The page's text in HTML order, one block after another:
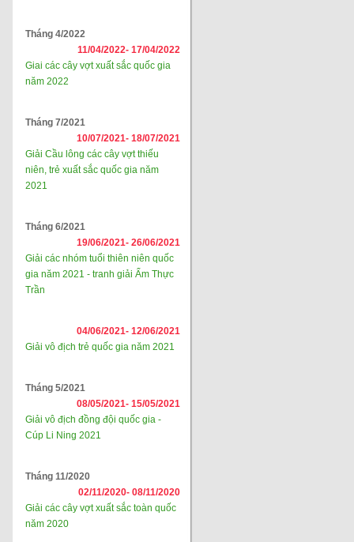
Tháng 4/2022
11/04/2022- 17/04/2022
Giai các cây vợt xuất sắc quốc gia
năm 2022
Tháng 7/2021
10/07/2021- 18/07/2021
Giải Cầu lông các cây vợt thiếu
niên, trẻ xuất sắc quốc gia năm
2021
Tháng 6/2021
19/06/2021- 26/06/2021
Giải các nhóm tuổi thiên niên quốc
gia năm 2021 - tranh giải Ẩm Thực
Trần
04/06/2021- 12/06/2021
Giải vô địch trẻ quốc gia năm 2021
Tháng 5/2021
08/05/2021- 15/05/2021
Giải vô địch đồng đội quốc gia -
Cúp Li Ning 2021
Tháng 11/2020
02/11/2020- 08/11/2020
Giải các cây vợt xuất sắc toàn quốc
năm 2020